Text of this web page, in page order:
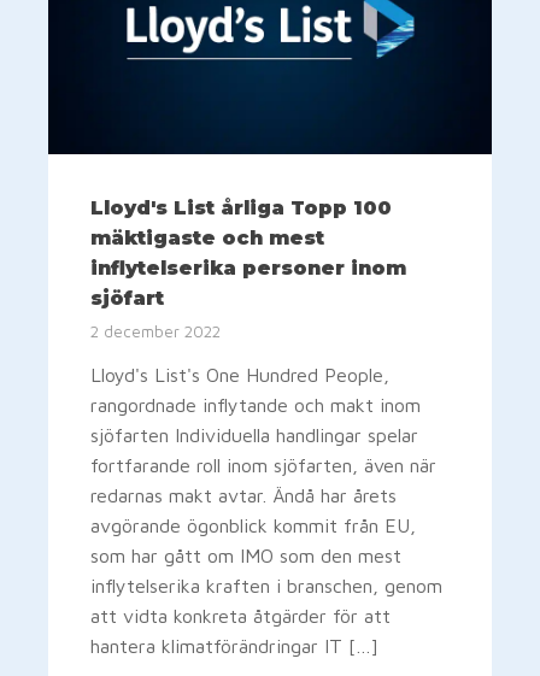
Lloyd's List årliga Topp 100
mäktigaste och mest
inflytelserika personer inom
sjöfart
2 december 2022
Lloyd's List's One Hundred People,
rangordnade inflytande och makt inom
sjöfarten Individuella handlingar spelar
fortfarande roll inom sjöfarten, även när
redarnas makt avtar. Ändå har årets
avgörande ögonblick kommit från EU,
som har gått om IMO som den mest
inflytelserika kraften i branschen, genom
att vidta konkreta åtgärder för att
hantera klimatförändringar IT […]